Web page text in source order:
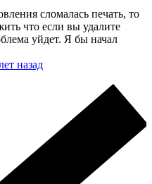
сломалась печать, то
что если вы удалите
уйдет. Я бы начал
назад